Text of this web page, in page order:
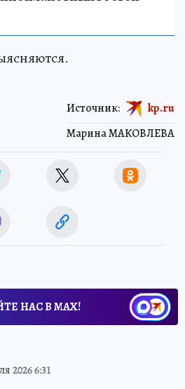
Марина МАКОВЛЕВА
Источник: kp.ru
НАС В МАХ!
2026 6:31